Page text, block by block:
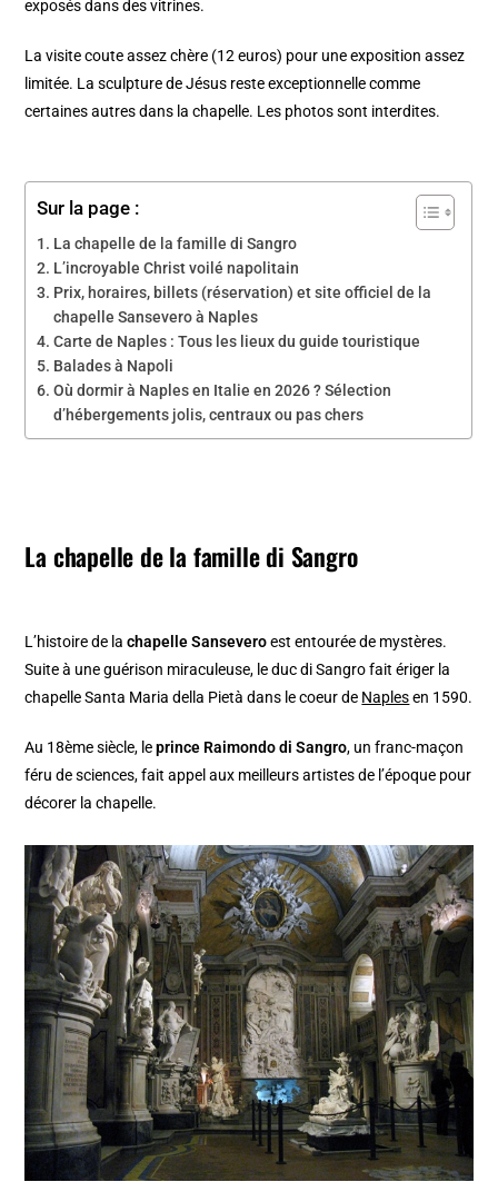
exposés dans des vitrines.
La visite coute assez chère (12 euros) pour une exposition assez
limitée. La sculpture de Jésus reste exceptionnelle comme
certaines autres dans la chapelle. Les photos sont interdites.
Sur la page :
La chapelle de la famille di Sangro
L’incroyable Christ voilé napolitain
Prix, horaires, billets (réservation) et site officiel de la
chapelle Sansevero à Naples
Carte de Naples : Tous les lieux du guide touristique
Balades à Napoli
Où dormir à Naples en Italie en 2026 ? Sélection
d’hébergements jolis, centraux ou pas chers
La chapelle de la famille di Sangro
L’histoire de lachapelle Sanseveroest entourée de mystères.
Suite à une guérison miraculeuse, le duc di Sangro fait ériger la
chapelle Santa Maria della Pietà dans le coeur de Naplesen 1590.
Au 18ème siècle, leprince Raimondo di Sangro, un franc-maçon
féru de sciences, fait appel aux meilleurs artistes de l’époque pour
décorer la chapelle.